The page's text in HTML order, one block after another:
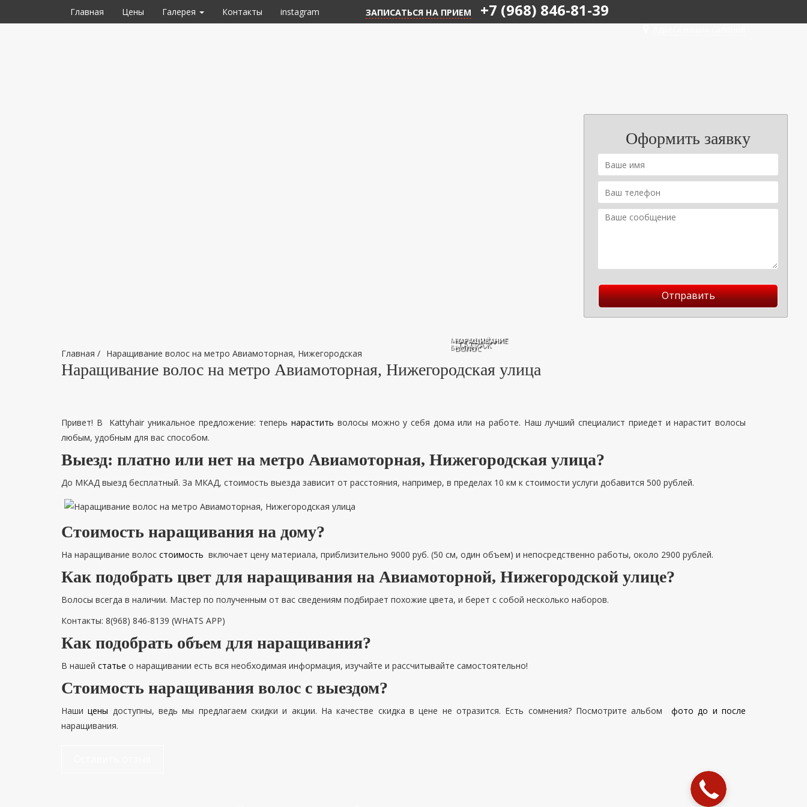
Главная Цены Галерея Контакты instagram ЗАПИСАТЬСЯ НА ПРИЕМ +7 (968) 846-81-39
Оформить заявку
Отправить
МИКРОБЛЕЙДИНГ
БРОВЕЙ
ТАТУАЖ
НАРАЩИВАНИЕ
ВОЛОС
Главная / Наращивание волос на метро Авиамоторная, Нижегородская
Наращивание волос на метро Авиамоторная, Нижегородская улица
Привет! В Kattyhair уникальное предложение: теперьнарастить волосы можно у себя дома или на работе. Наш лучший специалист приедет и нарастит волосы
любым, удобным для вас способом.
Выезд: платно или нет на метро Авиамоторная, Нижегородская улица?
До МКАД выезд бесплатный. За МКАД, стоимость выезда зависит от расстояния, например, в пределах 10 км к стоимости услуги добавится 500 рублей.
Стоимость наращивания на дому?
На наращивание волос стоимость включает цену материала, приблизительно 9000 руб. (50 см, один объем) и непосредственно работы, около 2900 рублей.
Как подобрать цвет для наращивания на Авиамоторной, Нижегородской улице?
Волосы всегда в наличии. Мастер по полученным от вас сведениям подбирает похожие цвета, и берет с собой несколько наборов.
Контакты: 8(968) 846-8139 (WHATS APP)
Как подобрать объем для наращивания?
В нашей статье о наращивании есть вся необходимая информация, изучайте и рассчитывайте самостоятельно!
Стоимость наращивания волос с выездом?
Нашицены доступны, ведь мы предлагаем скидки и акции. На качестве скидка в цене не отразится. Есть сомнения? Посмотрите альбомфото до и после
наращивания.